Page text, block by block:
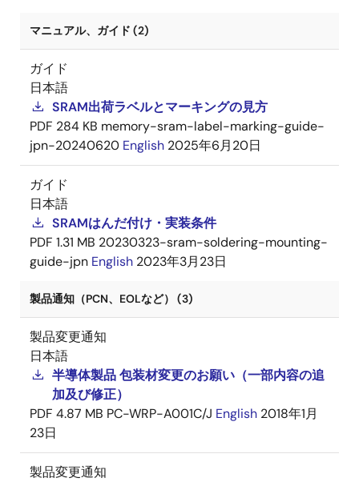
マニュアル、ガイド (2)
ガイド
日本語
SRAM出荷ラベルとマーキングの見方
PDF 284 KB memory-sram-label-marking-guide-
jpn-20240620 English 2025年6月20日
ガイド
日本語
SRAMはんだ付け・実装条件
PDF 1.31 MB 20230323-sram-soldering-mounting-
guide-jpn English 2023年3月23日
製品通知（PCN、EOLなど） (3)
製品変更通知
日本語
半導体製品 包装材変更のお願い（一部内容の追
加及び修正）
PDF 4.87 MB PC-WRP-A001C/J English 2018年1月
23日
製品変更通知